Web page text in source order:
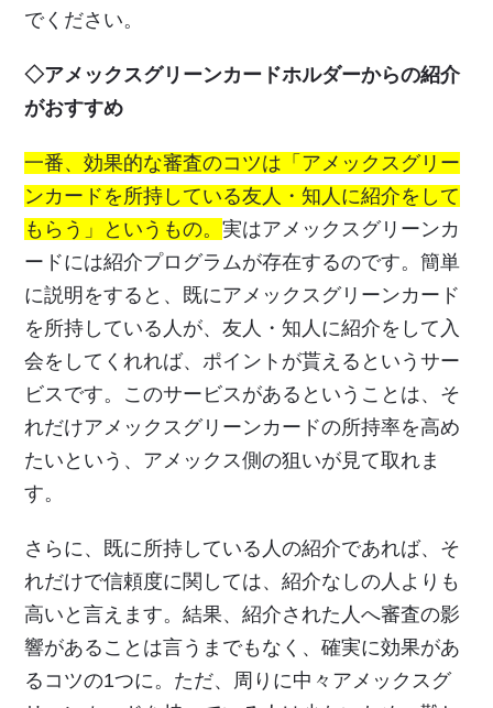
でください。
◇アメックスグリーンカードホルダーからの紹介
がおすすめ
一番、効果的な審査のコツは「アメックスグリー
ンカードを所持している友人・知人に紹介をして
もらう」というもの。実はアメックスグリーンカ
ードには紹介プログラムが存在するのです。簡単
に説明をすると、既にアメックスグリーンカード
を所持している人が、友人・知人に紹介をして入
会をしてくれれば、ポイントが貰えるというサー
ビスです。このサービスがあるということは、そ
れだけアメックスグリーンカードの所持率を高め
たいという、アメックス側の狙いが見て取れま
す。
さらに、既に所持している人の紹介であれば、そ
れだけで信頼度に関しては、紹介なしの人よりも
高いと言えます。結果、紹介された人へ審査の影
響があることは言うまでもなく、確実に効果があ
るコツの1つに。ただ、周りに中々アメックスグ